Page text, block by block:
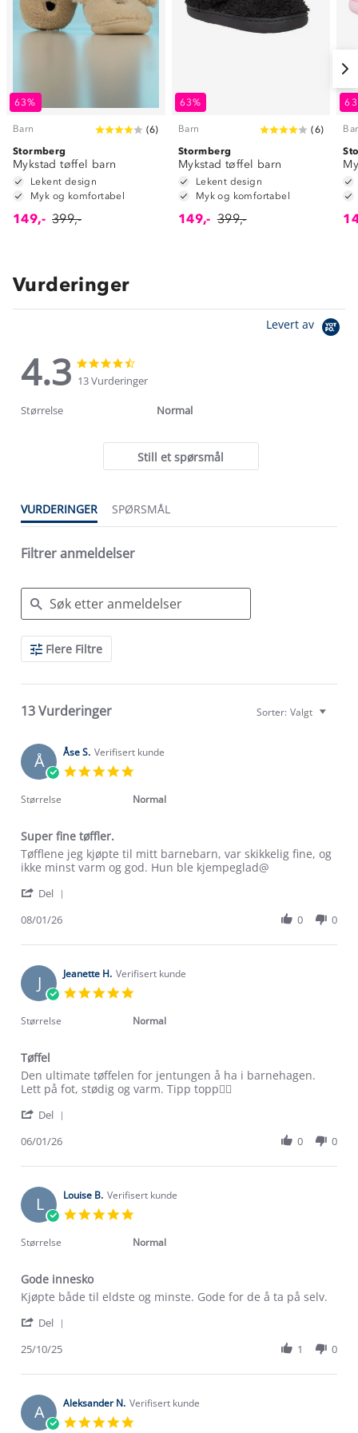
63%
Barn (6)
Stormberg
Mykstad tøffel barn
Lekent design
Myk og komfortabel
149,- 399,-
63%
Barn (6)
Stormberg
Mykstad tøffel barn
Lekent design
Myk og komfortabel
149,- 399,-
Vurderinger
Levert av
4.3
4.3
star
rating
star
rating
13 Vurderinger
Størrelse Normal
Still et spørsmål
VURDERINGER SPØRSMÅL
Filtrer anmeldelser
Search
ReviewsFlere Filtre
13 Vurderinger Sorter: Valgt
Å Åse S. Verifisert kunde
rating
Størrelse Normal
Super fine tøffler.
Review
by
S.
8
2026
review
stating
fine
Tøfflene jeg kjøpte til mitt barnebarn, var skikkelig fine, og
ikke minst varm og god. Hun ble kjempeglad@
Del
Åse
on
8
Jan
08/01/26 0 0
J Jeanette H. Verifisert kunde
rating
Størrelse Normal
Tøffel
Review
by
H.
6
2026
review
stating
Den ultimate tøffelen for jentungen å ha i barnehagen.
Lett på fot, stødig og varm. Tipp topp👍🏼
Del
Jeanette
on
6
Jan
06/01/26 0 0
L Louise B. Verifisert kunde
rating
Størrelse Normal
Gode innesko
Review
Louise
on
Oct
review
Gode
Kjøpte både til eldste og minste. Gode for de å ta på selv.
Del
Louise
on
25
25/10/25 1 0
A Aleksander N. Verifisert kunde